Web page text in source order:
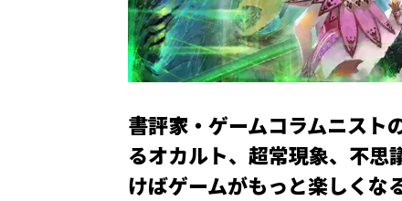
書評家・ゲームコラムニスト
るオカルト、超常現象、不思
けばゲームがもっと楽しくな